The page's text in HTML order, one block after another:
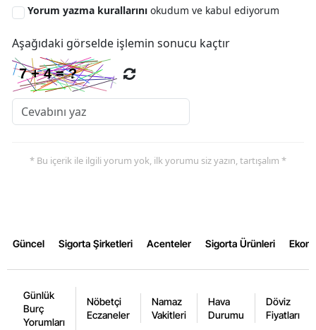
Yorum yazma kurallarını okudum ve kabul ediyorum
Aşağıdaki görselde işlemin sonucu kaçtır
* Bu içerik ile ilgili yorum yok, ilk yorumu siz yazın, tartışalım *
Güncel Sigorta Şirketleri Acenteler Sigorta Ürünleri
Günlük
Burç
Yorumları
Nöbetçi
Eczaneler
Namaz
Vakitleri
Hava
Durumu
Döviz
Fiyatları